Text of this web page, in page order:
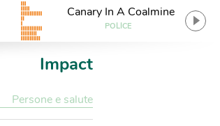
Canary In A Coalmine
POLICE
Impact
Persone e salute